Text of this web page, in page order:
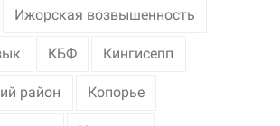
Ижорская возвышенность
КБФ Кингисепп
район Копорье